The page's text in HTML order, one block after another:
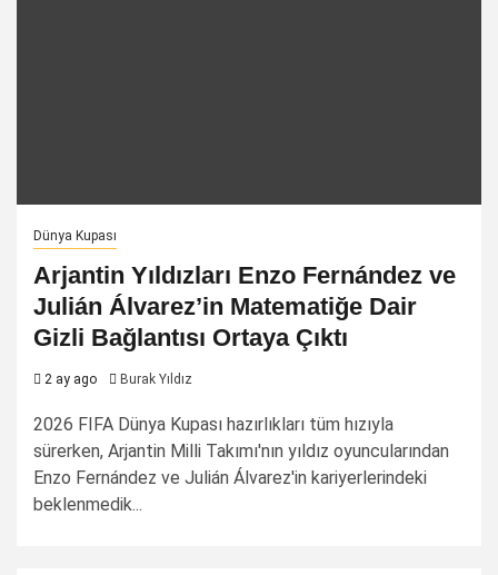
Dünya Kupası
Arjantin Yıldızları Enzo Fernández ve
Julián Álvarez’in Matematiğe Dair
Gizli Bağlantısı Ortaya Çıktı
2 ay ago Burak Yıldız
2026 FIFA Dünya Kupası hazırlıkları tüm hızıyla
sürerken, Arjantin Milli Takımı'nın yıldız oyuncularından
Enzo Fernández ve Julián Álvarez'in kariyerlerindeki
beklenmedik...